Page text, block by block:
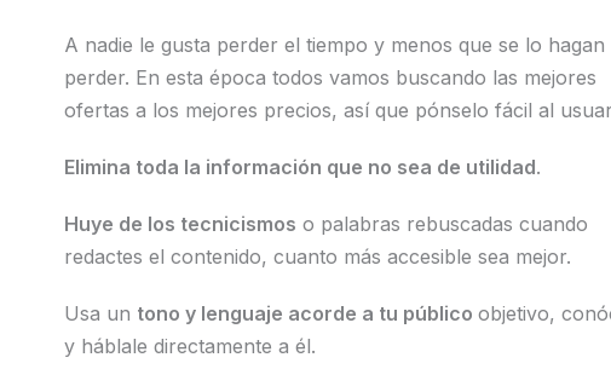
A nadie le gusta perder el tiempo y menos que se lo hagan
perder. En esta época todos vamos buscando las mejores
ofertas a los mejores precios, así que pónselo fácil al
Elimina toda la información que no sea de utilidad.
Huye de los tecnicismos o palabras rebuscadas cuando
redactes el contenido, cuanto más accesible sea mejor.
Usa un tono y lenguaje acorde a tu público objetivo,
y háblale directamente a él.